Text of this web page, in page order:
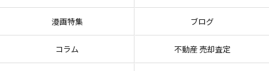
漫画特集 ブログ
コラム 不動産 売却査定